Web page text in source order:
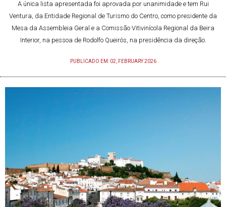
A única lista apresentada foi aprovada por unanimidade e tem Rui
Ventura, da Entidade Regional de Turismo do Centro, como presidente da
Mesa da Assembleia Geral e a Comissão Vitivinícola Regional da Beira
Interior, na pessoa de Rodolfo Queirós, na presidência da direção.
PUBLICADO EM: 02, FEBRUARY 2026